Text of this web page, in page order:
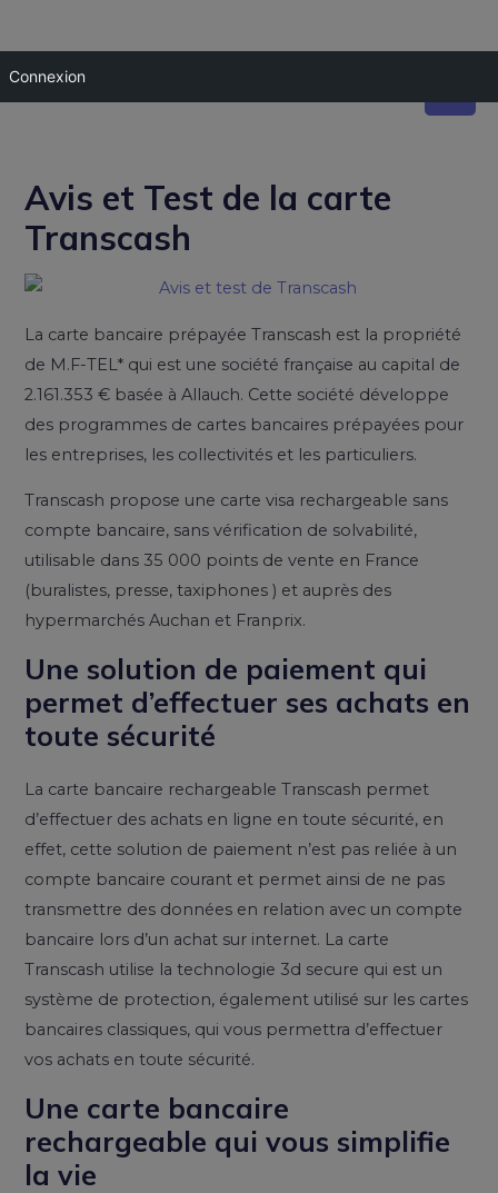
Connexion
Avis et Test de la carte
Transcash
La carte bancaire prépayée Transcash est la propriété
de M.F-TEL* qui est une société française au capital de
2.161.353 € basée à Allauch. Cette société développe
des programmes de cartes bancaires prépayées pour
les entreprises, les collectivités et les particuliers.
Transcash propose une carte visa rechargeable sans
compte bancaire, sans vérification de solvabilité,
utilisable dans 35 000 points de vente en France
(buralistes, presse, taxiphones ) et auprès des
hypermarchés Auchan et Franprix.
Une solution de paiement qui
permet d’effectuer ses achats en
toute sécurité
La carte bancaire rechargeable Transcash permet
d’effectuer des achats en ligne en toute sécurité, en
effet, cette solution de paiement n’est pas reliée à un
compte bancaire courant et permet ainsi de ne pas
transmettre des données en relation avec un compte
bancaire lors d’un achat sur internet. La carte
Transcash utilise la technologie 3d secure qui est un
système de protection, également utilisé sur les cartes
bancaires classiques, qui vous permettra d’effectuer
vos achats en toute sécurité.
Une carte bancaire
rechargeable qui vous simplifie
la vie